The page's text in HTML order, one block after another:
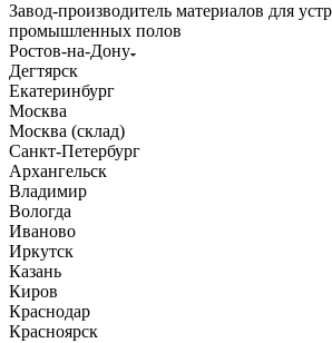
Завод-производитель материалов для
промышленных полов
Ростов-на-Дону
Дегтярск
Екатеринбург
Москва
Москва (склад)
Санкт-Петербург
Архангельск
Владимир
Вологда
Иваново
Иркутск
Казань
Киров
Краснодар
Красноярск